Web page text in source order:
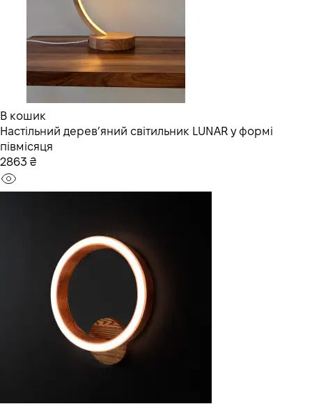
В кошик
Настільний дерев’яний світильник LUNAR у формі
півмісяця
2863 ₴